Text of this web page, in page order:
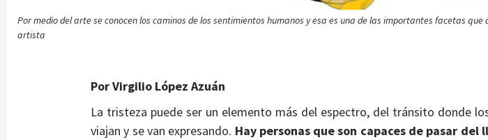
Por medio del arte se conocen los caminos de los sentimientos humanos y esa es una de las importantes facetas
artista
Por Virgilio López Azuán
La tristeza puede ser un elemento más del espectro, del tránsito donde
viajan y se van expresando. Hay personas que son capaces de pasar del